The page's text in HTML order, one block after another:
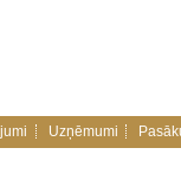
Uzņēmumi